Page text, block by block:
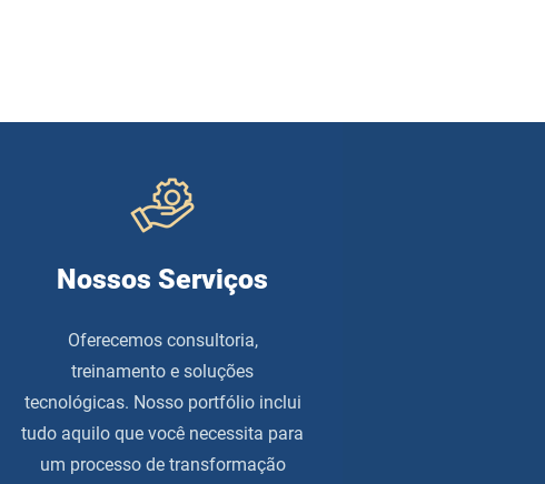
Nossos Serviços
Oferecemos consultoria,
treinamento e soluções
tecnológicas. Nosso portfólio inclui
tudo aquilo que você necessita para
um processo de transformação